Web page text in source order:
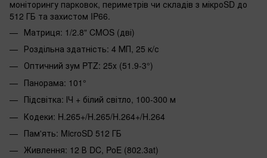
моніторингу парковок, периметрів чи складів з мікроSD до
512 ГБ та захистом IP66.
Матриця: 1/2.8" CMOS (дві)
Роздільна здатність: 4 МП, 25 к/с
Оптичний зум PTZ: 25х (51.9-3°)
Панорама: 101°
Підсвітка: ІЧ + білий світло, 100-300 м
Кодеки: H.265+/H.265/H.264+/H.264
Пам'ять: MicroSD 512 ГБ
Живлення: 12 В DC, PoE (802.3at)